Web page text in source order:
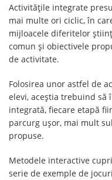
Activitățile integrate
mai multe ori ciclic, în
mijloacele diferitelor
comun și obiectivele
de activitate.
Folosirea unor astfel de
elevi, aceștia trebuind să
integrată, fiecare etapă
parcurg ușor, mai mult
propuse.
Metodele interactive
serie de exemple de